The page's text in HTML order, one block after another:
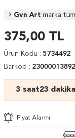
Gvn Art marka
375,00 TL
Ürün Kodu : 5734492
Barkod :
3 saat23 dakika
Fiyat Alarmı